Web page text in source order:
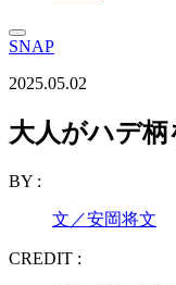
SNAP
2025.05.02
大人がハデ
BY :
文／安岡将文
CREDIT :